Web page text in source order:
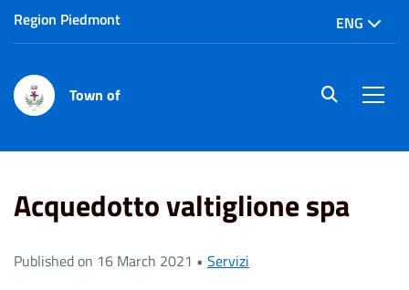
Region Piedmont ENG
Town of site.searc
Acquedotto valtiglione spa
Published on 16 March 2021 • Servizi